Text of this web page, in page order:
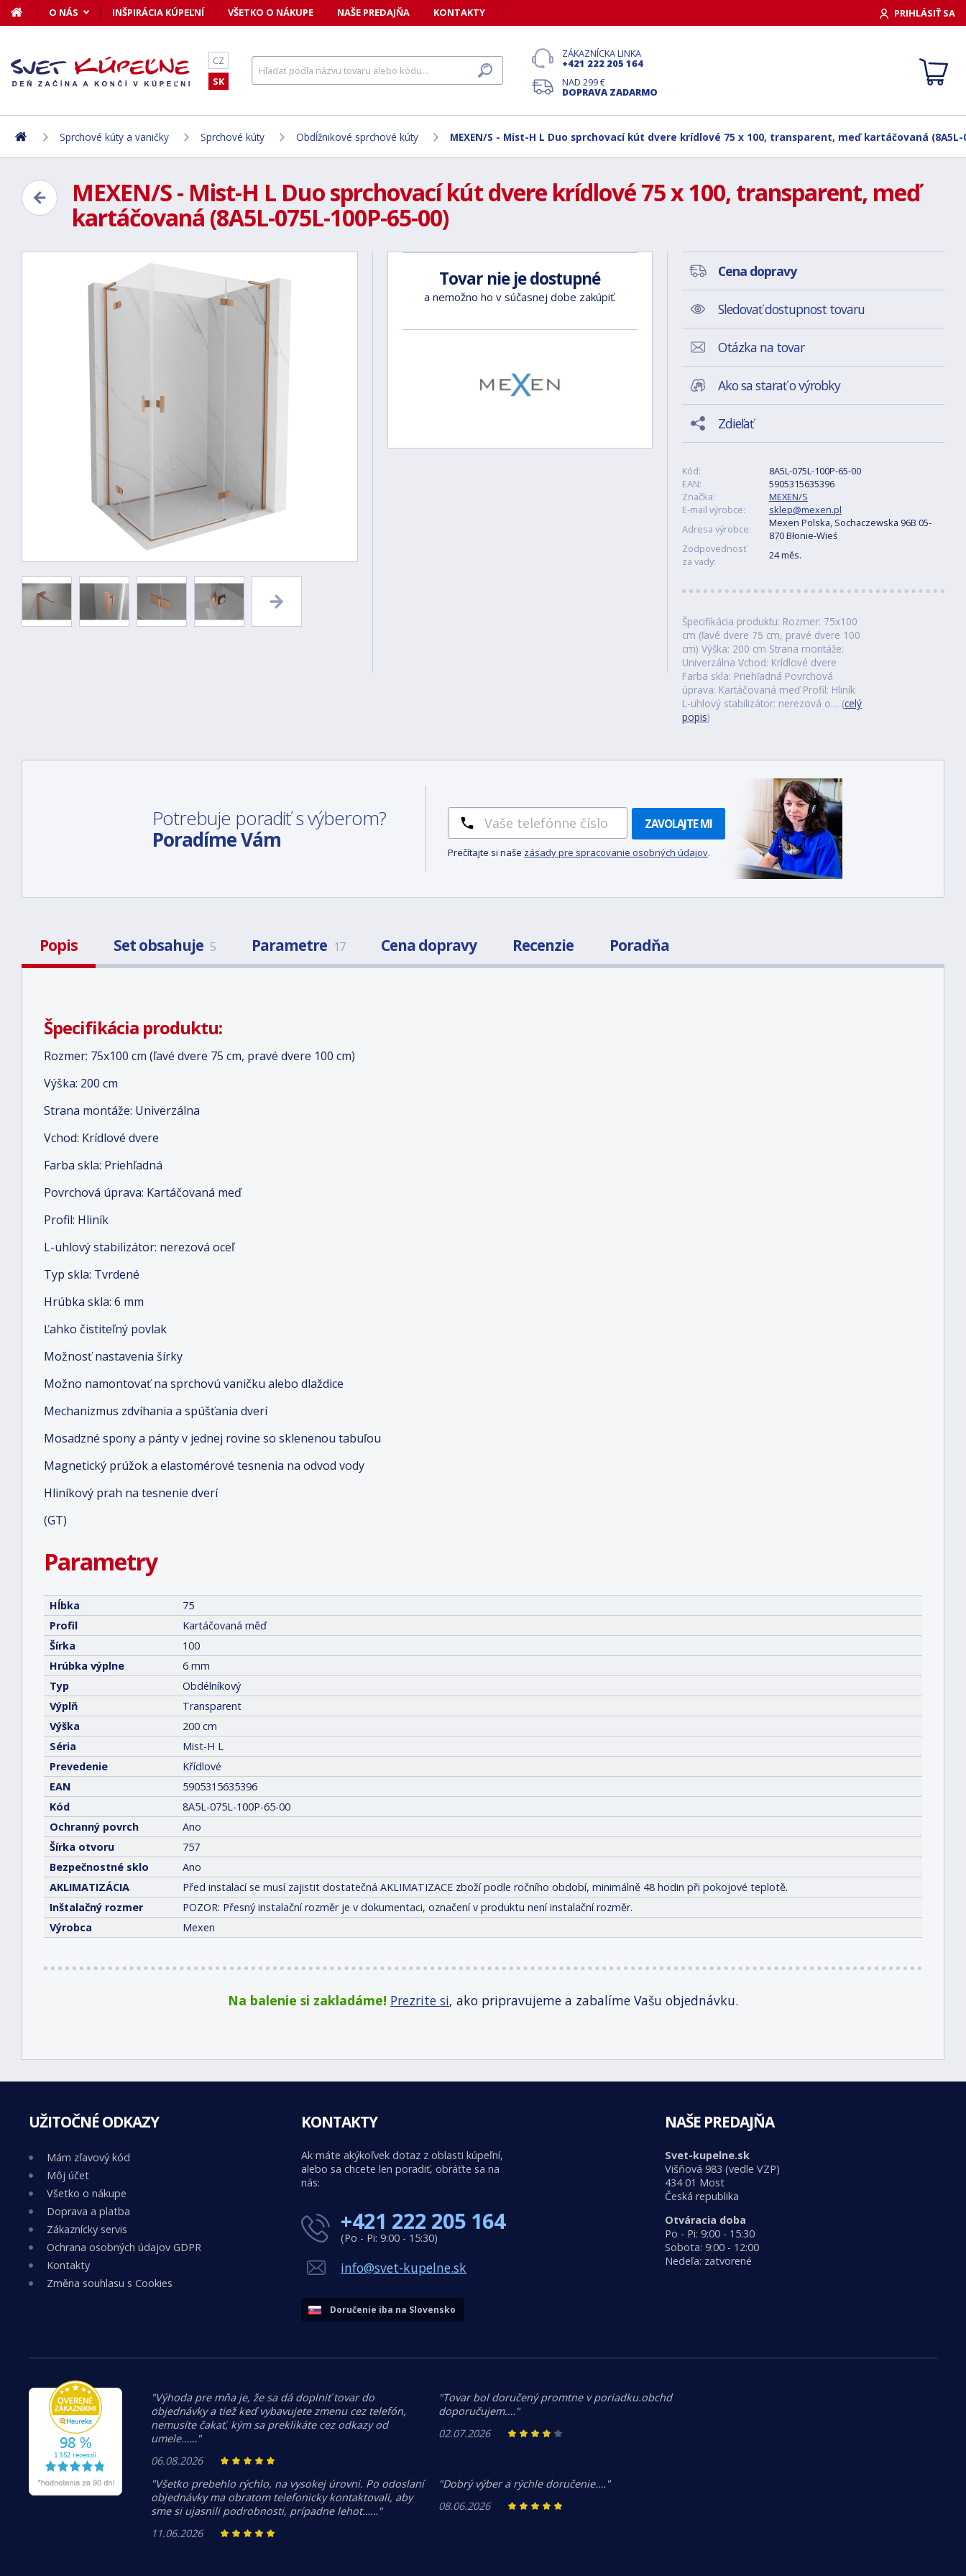
O NÁS INŠPIRÁCIA KÚPEĽNÍ VŠETKO O NÁKUPE NAŠE PREDAJŇA KONTAKTY PRIHLÁSIŤ SA
CZ
SK
ZÁKAZNÍCKA LINKA
+421 222 205 164
NAD 299 €
DOPRAVA ZADARMO
Sprchové kúty a vaničky Sprchové kúty Obdĺžnikové sprchové kúty MEXEN/S - Mist-H L Duo sprchovací kút dvere krídlové 75 x 100, transparent, meď kartáčovaná (8A5L-
MEXEN/S - Mist-H L Duo sprchovací kút dvere krídlové 75 x 100, transparent, meď
kartáčovaná (8A5L-075L-100P-65-00)
Tovar nie je dostupné
a nemožno ho v súčasnej dobe zakúpiť.
Cena dopravy
Sledovať dostupnost tovaru
Otázka na tovar
Ako sa starať o výrobky
Zdieľať
Kód:
8A5L-075L-100P-65-00
EAN:
5905315635396
Značka:
MEXEN/S
E-mail výrobce:
sklep@mexen.pl
Adresa výrobce:
Mexen Polska, Sochaczewska 96B 05-
870 Błonie-Wieś
Zodpovednosť
za vady:
24 měs.
Špecifikácia produktu: Rozmer: 75x100
cm (ľavé dvere 75 cm, pravé dvere 100
cm) Výška: 200 cm Strana montáže:
Univerzálna Vchod: Krídlové dvere
Farba skla: Priehľadná Povrchová
úprava: Kartáčovaná meď Profil: Hliník
L-uhlový stabilizátor: nerezová o… (celý
popis)
Potrebuje poradiť s výberom?
Poradíme Vám
ZAVOLAJTE MI
Prečítajte si naše zásady pre spracovanie osobných údajov.
Popis Set obsahuje 5 Parametre 17 Cena dopravy Recenzie Poradňa
Špecifikácia produktu:
Rozmer: 75x100 cm (ľavé dvere 75 cm, pravé dvere 100 cm)
Výška: 200 cm
Strana montáže: Univerzálna
Vchod: Krídlové dvere
Farba skla: Priehľadná
Povrchová úprava: Kartáčovaná meď
Profil: Hliník
L-uhlový stabilizátor: nerezová oceľ
Typ skla: Tvrdené
Hrúbka skla: 6 mm
Ľahko čistiteľný povlak
Možnosť nastavenia šírky
Možno namontovať na sprchovú vaničku alebo dlaždice
Mechanizmus zdvíhania a spúšťania dverí
Mosadzné spony a pánty v jednej rovine so sklenenou tabuľou
Magnetický prúžok a elastomérové tesnenia na odvod vody
Hliníkový prah na tesnenie dverí
(GT)
Parametry
Hĺbka
75
Profil
Kartáčovaná měď
Šírka
100
Hrúbka výplne
6 mm
Typ
Obdélníkový
Výplň
Transparent
Výška
200 cm
Séria
Mist-H L
Prevedenie
Křídlové
EAN
5905315635396
Kód
8A5L-075L-100P-65-00
Ochranný povrch
Ano
Šírka otvoru
757
Bezpečnostné sklo
Ano
AKLIMATIZÁCIA
Před instalací se musí zajistit dostatečná AKLIMATIZACE zboží podle ročního období, minimálně 48 hodin při pokojové teplotě.
Inštalačný rozmer
POZOR: Přesný instalační rozměr je v dokumentaci, označení v produktu není instalační rozměr.
Výrobca
Mexen
Na balenie si zakladáme! Prezrite si, ako pripravujeme a zabalíme Vašu objednávku.
UŽITOČNÉ ODKAZY
Mám zľavový kód
Môj účet
Všetko o nákupe
Doprava a platba
Zákaznícky servis
Ochrana osobných údajov GDPR
Kontakty
Změna souhlasu s Cookies
KONTAKTY
Ak máte akýkoľvek dotaz z oblasti kúpeľní,
alebo sa chcete len poradiť, obráťte sa na
nás:
+421 222 205 164
(Po - Pi: 9:00 - 15:30)
info@svet-kupelne.sk
Doručenie iba na Slovensko
NAŠE PREDAJŇA
Svet-kupelne.sk
Višňová 983 (vedle VZP)
434 01 Most
Česká republika
Otváracia doba
Po - Pi: 9:00 - 15:30
Sobota: 9:00 - 12:00
Nedeľa: zatvorené
"Výhoda pre mňa je, že sa dá doplniť tovar do
objednávky a tiež keď vybavujete zmenu cez telefón,
nemusíte čakať, kým sa preklikáte cez odkazy od
umele……"
06.08.2026
"Tovar bol doručený promtne v poriadku.obchd
doporučujem.…"
02.07.2026
"Všetko prebehlo rýchlo, na vysokej úrovni. Po odoslaní
objednávky ma obratom telefonicky kontaktovali, aby
sme si ujasnili podrobnosti, prípadne lehot……"
11.06.2026
"Dobrý výber a rýchle doručenie.…"
08.06.2026